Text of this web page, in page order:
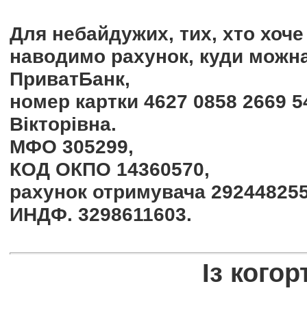
Для небайдужих, тих, хто
наводимо рахунок, куди
ПриватБанк,
номер картки 4627 0858 2669
Вікторівна.
МФО 305299,
КОД ОКПО 14360570,
рахунок отримувача
ИНДФ. 3298611603.
Із